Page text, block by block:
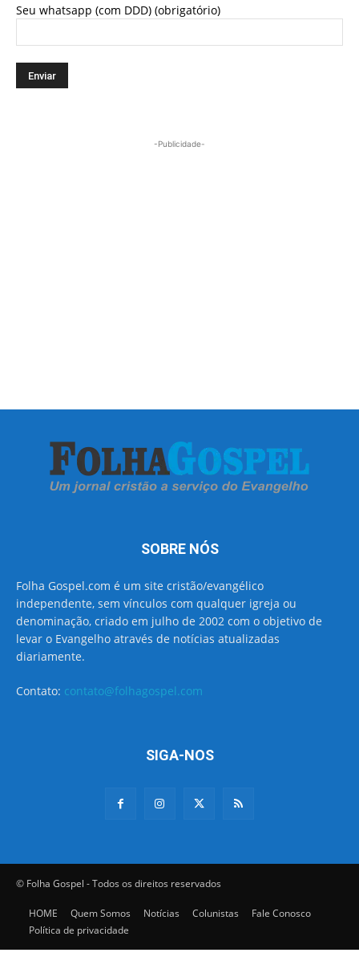
Seu whatsapp (com DDD) (obrigatório)
-Publicidade-
SOBRE NÓS
Folha Gospel.com é um site cristão/evangélico
independente, sem vínculos com qualquer igreja ou
denominação, criado em julho de 2002 com o objetivo de
levar o Evangelho através de notícias atualizadas
diariamente.
Contato: contato@folhagospel.com
SIGA-NOS
© Folha Gospel - Todos os direitos reservados
HOME Quem Somos Notícias Colunistas
Fale Conosco
Política de privacidade